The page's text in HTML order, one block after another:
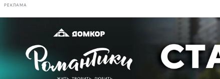
РЕКЛАМА